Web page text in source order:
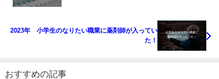
2023年 小学生のなりたい職業に薬剤師が入ってい
た！
おすすめの記事